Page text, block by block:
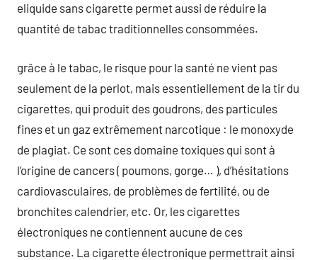
eliquide sans cigarette permet aussi de réduire la
quantité de tabac traditionnelles consommées.
grâce à le tabac, le risque pour la santé ne vient pas
seulement de la perlot, mais essentiellement de la tir du
cigarettes, qui produit des goudrons, des particules
fines et un gaz extrêmement narcotique : le monoxyde
de plagiat. Ce sont ces domaine toxiques qui sont à
l’origine de cancers ( poumons, gorge… ), d’hésitations
cardiovasculaires, de problèmes de fertilité, ou de
bronchites calendrier, etc. Or, les cigarettes
électroniques ne contiennent aucune de ces
substance. La cigarette électronique permettrait ainsi